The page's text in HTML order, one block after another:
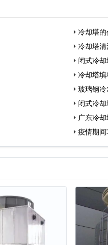
冷却塔
冷却塔
闭式冷
冷却塔
玻璃钢
闭式冷
广东冷
疫情期